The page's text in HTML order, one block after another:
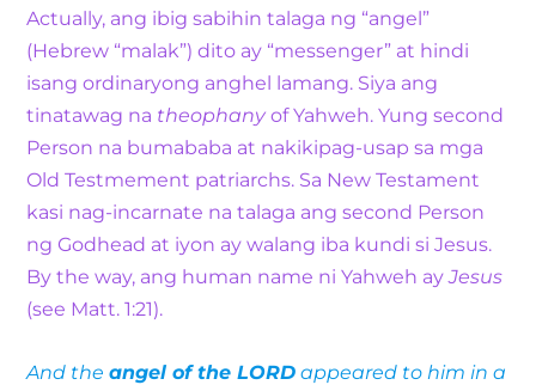
Actually, ang ibig sabihin talaga ng “angel”
(Hebrew “malak”) dito ay “messenger” at hindi
isang ordinaryong anghel lamang. Siya ang
tinatawag na theophanyof Yahweh. Yung second
Person na bumababa at nakikipag-usap sa mga
Old Testmement patriarchs. Sa New Testament
kasi nag-incarnate na talaga ang second Person
ng Godhead at iyon ay walang iba kundi si Jesus.
By the way, ang human name ni Yahweh ayJesus
(see Matt. 1:21).
And theangel of the LORD appeared to him in a